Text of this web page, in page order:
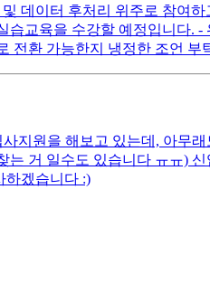
데이터 후처리 위주로 참여
교육을 수강할 예정입니다.
전환 가능한지 냉정한 조언 부
원을 해보고 있는데, 아무
거 일수도 있습니다 ㅠㅠ)
하겠습니다 :)